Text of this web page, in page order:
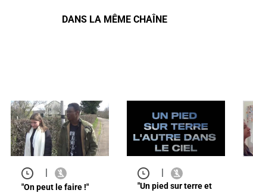
DANS LA MÊME CHAÎNE
"On peut le faire !"
"Un pied sur terre et